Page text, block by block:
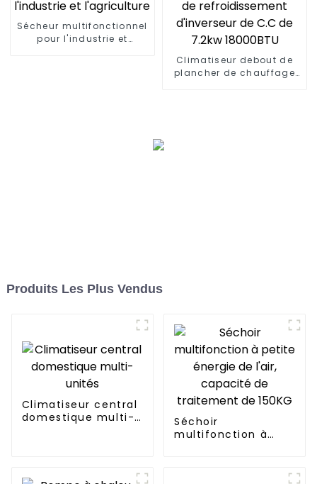
Sécheur multifonctionnel
pour l'industrie et
Climatiseur debout de
plancher de chauffage
Produits Les Plus Vendus
Climatiseur central
domestique multi-
Séchoir
multifonction à